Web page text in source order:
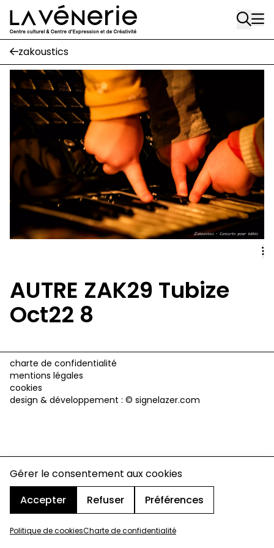
Gérer le consentement aux cookies
Accepter
Refuser Préférences
Politique de cookiesCharte de confidentialité
Aller au contenu principal
Rue Gratès, 3
1170 Watermael-Boitsfort
02 663 85 50
Écuries
Place Gilson, 3
1170 Watermael-Boitsfort
02 663 85 50
suivez-nous
Journal Vénerie- version papier
Newsletter
zakoustics
AUTRE ZAK29 Tubize
Oct22 8
charte de confidentialité
mentions légales
cookies
design & développement : © signelazer.com